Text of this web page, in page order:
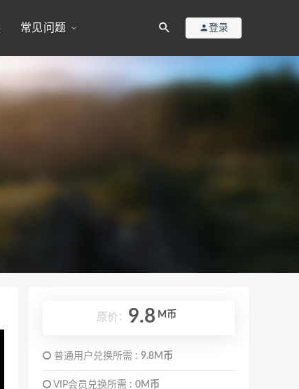
常见问题 登录
原价： 9.8 M币
普通用户兑换所需 : 9.8M币
VIP会员兑换所需 : 0M币